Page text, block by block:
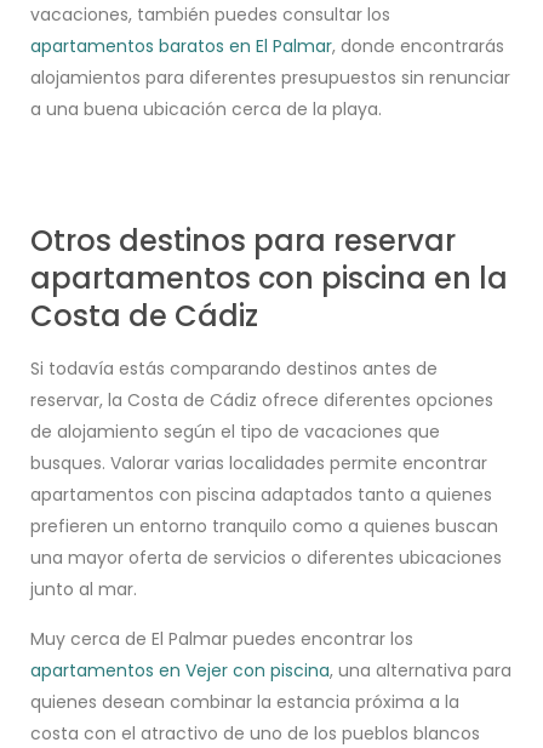
vacaciones, también puedes consultar los
apartamentos baratos en El Palmar, donde encontrarás
alojamientos para diferentes presupuestos sin renunciar
a una buena ubicación cerca de la playa.
Otros destinos para reservar
apartamentos con piscina en la
Costa de Cádiz
Si todavía estás comparando destinos antes de
reservar, la Costa de Cádiz ofrece diferentes opciones
de alojamiento según el tipo de vacaciones que
busques. Valorar varias localidades permite encontrar
apartamentos con piscina adaptados tanto a quienes
prefieren un entorno tranquilo como a quienes buscan
una mayor oferta de servicios o diferentes ubicaciones
junto al mar.
Muy cerca de El Palmar puedes encontrar los
apartamentos en Vejer con piscina, una alternativa para
quienes desean combinar la estancia próxima a la
costa con el atractivo de uno de los pueblos blancos